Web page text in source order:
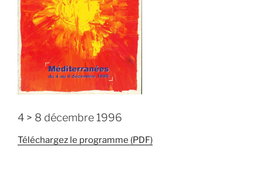
4 > 8 décembre 1996
Téléchargez le programme (PDF)